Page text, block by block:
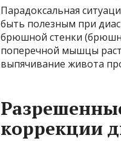
Парадоксальная
быть полезным при
брюшной стенки
поперечной мышцы
выпячивание живота
коррекции